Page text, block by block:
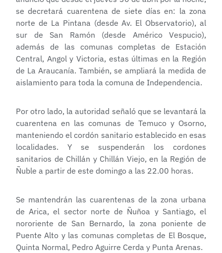
se decretará cuarentena de siete días en: la zona
norte de La Pintana (desde Av. El Observatorio), al
sur de San Ramón (desde Américo Vespucio),
además de las comunas completas de Estación
Central, Angol y Victoria, estas últimas en la Región
de La Araucanía. También, se ampliará la medida de
aislamiento para toda la comuna de Independencia.
Por otro lado, la autoridad señaló que se levantará la
cuarentena en las comunas de Temuco y Osorno,
manteniendo el cordón sanitario establecido en esas
localidades. Y se suspenderán los cordones
sanitarios de Chillán y Chillán Viejo, en la Región de
Ñuble a partir de este domingo a las 22.00 horas.
Se mantendrán las cuarentenas de la zona urbana
de Arica, el sector norte de Ñuñoa y Santiago, el
nororiente de San Bernardo, la zona poniente de
Puente Alto y las comunas completas de El Bosque,
Quinta Normal, Pedro Aguirre Cerda y Punta Arenas.